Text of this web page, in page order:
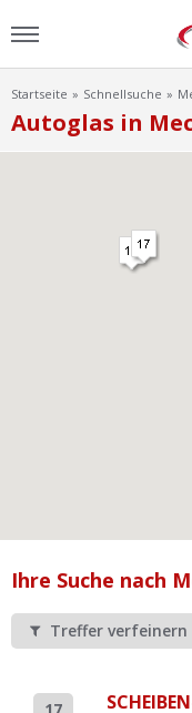
Home
Startseite Schnellsuche
Autoglas in
Ihre Suche nach
Treffer verfeinern